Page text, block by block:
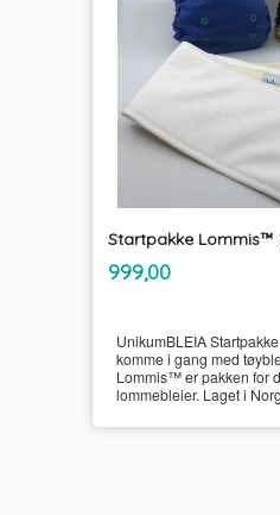
Pris
999,00mva.
UnikumBLEIA
komme i gang med
Lommis™ er pakken for
lommebleier. Laget i